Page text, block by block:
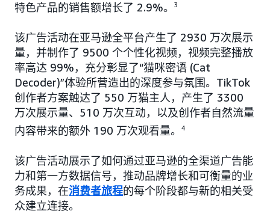
特色产品的销售额增长了 2.9%。
3
该广告活动在亚马逊全平台产生了 2930 万次展示
量，并制作了 9500 个个性化视频，视频完整播放
率高达 99%，充分彰显了“猫咪密语 (Cat
Decoder)”体验所营造出的深度参与氛围。TikTok
创作者方案触达了 550 万猫主人，产生了 3300
万次展示量、510 万次互动，以及创作者自然流量
内容带来的额外 190 万次观看量。
4
该广告活动展示了如何通过亚马逊的全渠道广告能
力和第一方数据信号，推动品牌增长和可衡量的业
务成果，在消费者旅程的每个阶段都与新的相关受
众建立连接。